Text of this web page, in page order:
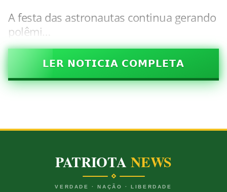
A festa das astronautas continua gerando
polêmi…
𝗟𝗘𝗥 𝗡𝗢𝗧𝗜𝗖𝗜𝗔 𝗖𝗢𝗠𝗣𝗟𝗘𝗧𝗔
PATRIOTANEWS
VERDADE · NAÇÃO · LIBERDADE